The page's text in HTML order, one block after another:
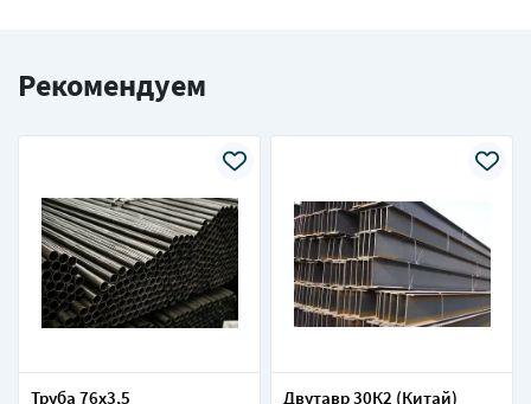
Рекомендуем
Труба 76х3,5 Двутавр 30К2 (Китай)